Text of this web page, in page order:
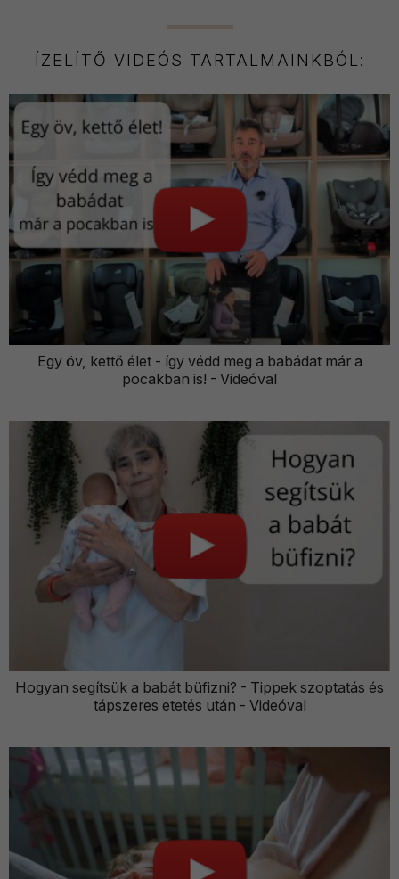
ÍZELÍTŐ VIDEÓS TARTALMAINKBÓL:
Egy öv, kettő élet - így védd meg a babádat már a
pocakban is! - Videóval
Hogyan segítsük a babát büfizni? - Tippek szoptatás és
tápszeres etetés után - Videóval